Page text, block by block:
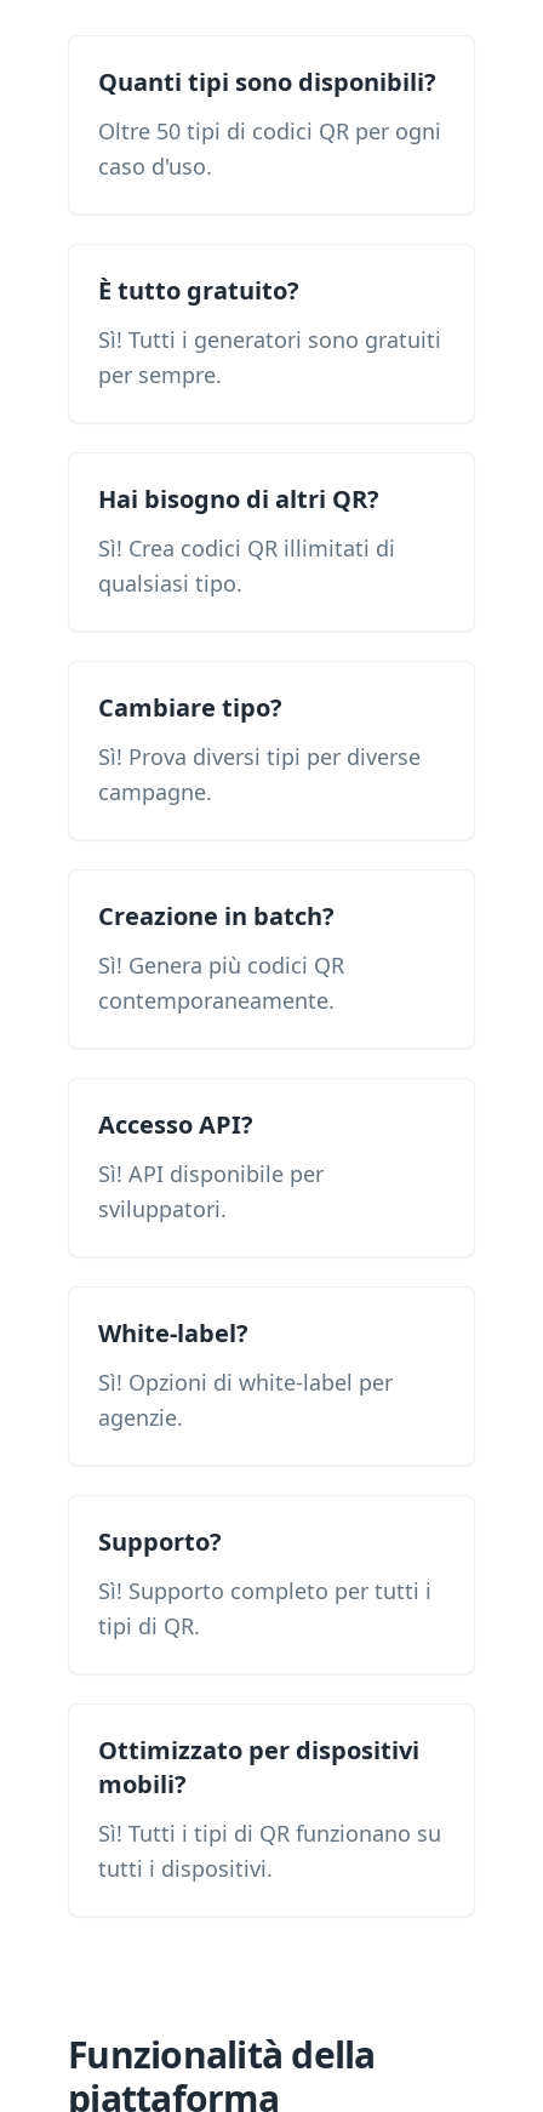
Quanti tipi sono disponibili?
Oltre 50 tipi di codici QR per ogni
caso d'uso.
È tutto gratuito?
Sì! Tutti i generatori sono gratuiti
per sempre.
Hai bisogno di altri QR?
Sì! Crea codici QR illimitati di
qualsiasi tipo.
Cambiare tipo?
Sì! Prova diversi tipi per diverse
campagne.
Creazione in batch?
Sì! Genera più codici QR
contemporaneamente.
Accesso API?
Sì! API disponibile per
sviluppatori.
White-label?
Sì! Opzioni di white-label per
agenzie.
Supporto?
Sì! Supporto completo per tutti i
tipi di QR.
Ottimizzato per dispositivi
mobili?
Sì! Tutti i tipi di QR funzionano su
tutti i dispositivi.
Funzionalità della
piattaforma